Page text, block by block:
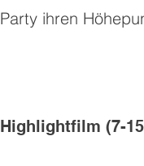
Party ihren
Highlightfilm (7-